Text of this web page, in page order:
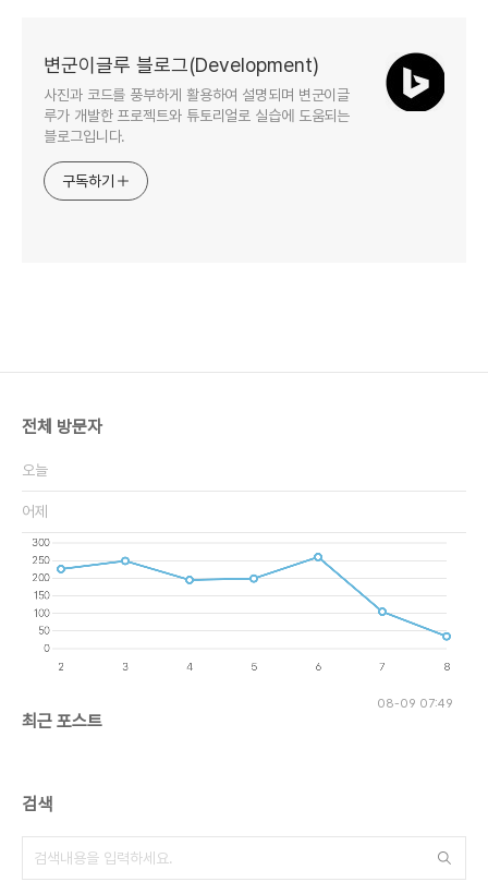
변군이글루 블로그(Development)
사진과 코드를 풍부하게 활용하여 설명되며 변군이글
루가 개발한 프로젝트와 튜토리얼로 실습에 도움되는
블로그입니다.
구독하기
전체 방문자
오늘
어제
08-09 07:49
최근 포스트
검색